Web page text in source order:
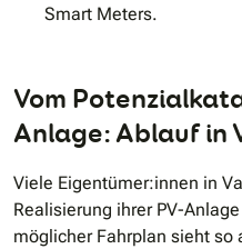
Smart Meters.
Vom
Anlage: Ablauf in
Viele Eigentümer:innen in
Realisierung ihrer PV-
möglicher Fahrplan sieht so